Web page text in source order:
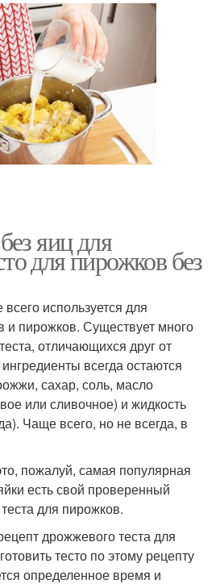
яиц для
для пирожков без
используется для
и пирожков. Существует много
отличающихся друг от
всегда остаются
сахар, соль, масло
или сливочное) и жидкость
Чаще всего, но не всегда, в
пожалуй, самая популярная
есть свой проверенный
для пирожков.
дрожжевого теста для
тесто по этому рецепту
определенное время и